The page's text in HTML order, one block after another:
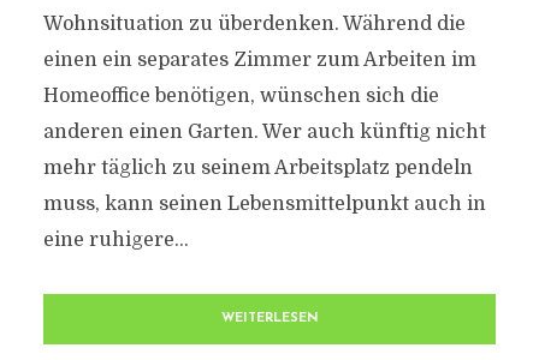
Wohnsituation zu überdenken. Während die
einen ein separates Zimmer zum Arbeiten im
Homeoffice benötigen, wünschen sich die
anderen einen Garten. Wer auch künftig nicht
mehr täglich zu seinem Arbeitsplatz pendeln
muss, kann seinen Lebensmittelpunkt auch in
eine ruhigere...
WEITERLESEN